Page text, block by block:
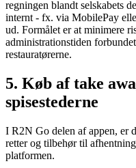
regningen blandt selskabets
internt - fx. via MobilePay
ud. Formålet er at minimere
administrationstiden
restauratørerne.
5. Køb af take
spisestederne
I R2N Go delen af appen, er
retter og tilbehør til
platformen.